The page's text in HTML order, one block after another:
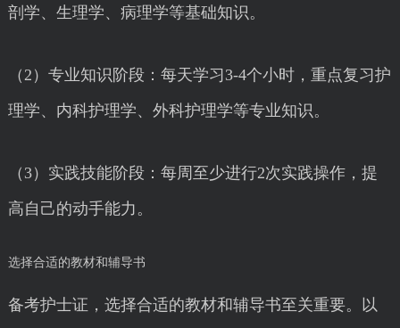
剖学、生理学、病理学等基础知识。
（2）专业知识阶段：每天学习3-4个小时，重点复习护
理学、内科护理学、外科护理学等专业知识。
（3）实践技能阶段：每周至少进行2次实践操作，提
高自己的动手能力。
选择合适的教材和辅导书
备考护士证，选择合适的教材和辅导书至关重要。以